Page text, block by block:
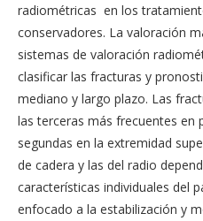
radiométricas en los
conservadores. La valoración
sistemas de valoración
clasificar las fracturas y
mediano y largo plazo. Las
las terceras más frecuentes en
segundas en la extremidad
de cadera y las del radio
características individuales del
enfocado a la estabilización y